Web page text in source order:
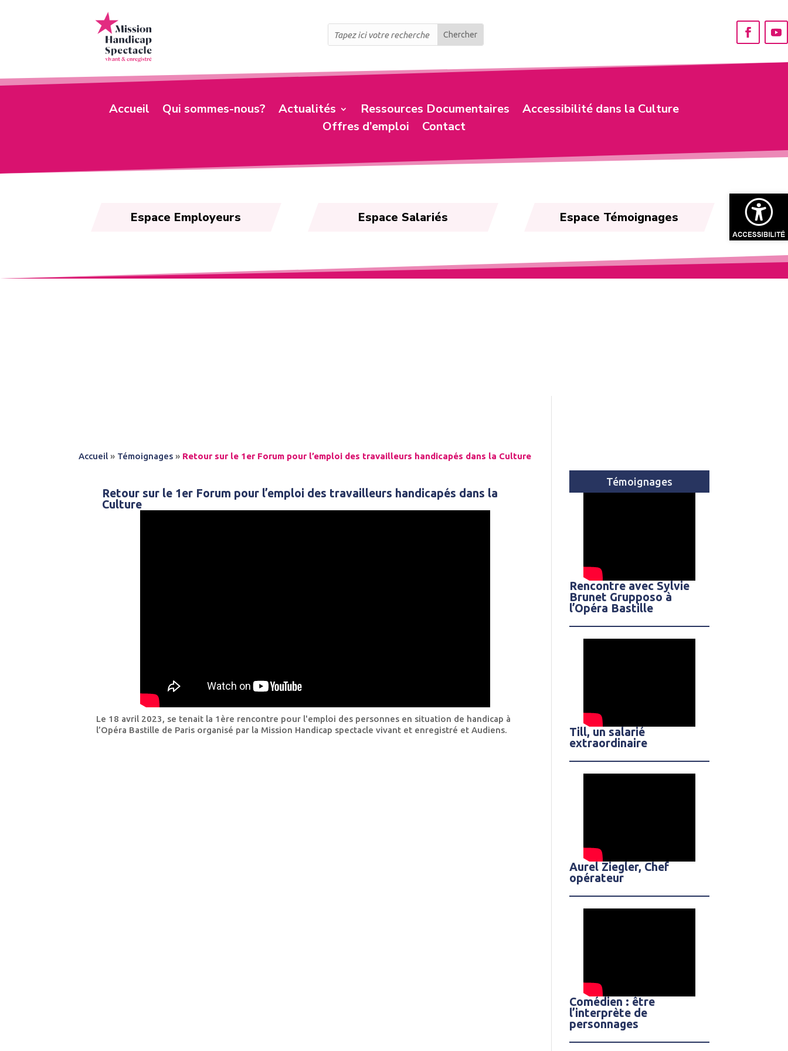
Ouvrir la
Accueil Qui sommes-nous? Actualités Ressources Documentaires
Accessibilité dans la Culture
Offres d’emploi
Contact
Espace Employeurs Espace Salariés Espace Témoignages
Accueil » Témoignages » Retour sur le 1er Forum pour l’emploi des travailleurs handicapés dans la Culture
Retour sur le 1er Forum pour l’emploi des travailleurs handicapés dans la
Culture
Le 18 avril 2023, se tenait la 1ère rencontre pour l'emploi des personnes en situation de handicap à
l’Opéra Bastille de Paris organisé par la Mission Handicap spectacle vivant et enregistré et Audiens.
Témoignages
Rencontre avec Sylvie
Brunet Grupposo à
l’Opéra Bastille
Till, un salarié
extraordinaire
Aurel Ziegler, Chef
opérateur
Comédien : être
l’interprète de
personnages